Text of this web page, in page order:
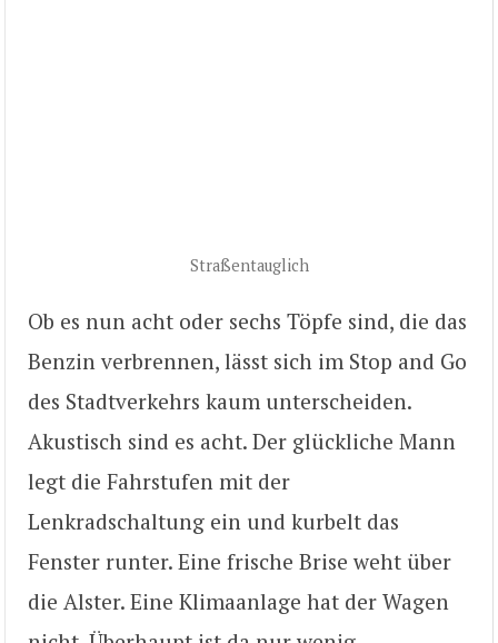
Straßentauglich
Ob es nun acht oder sechs Töpfe sind, die das
Benzin verbrennen, lässt sich im Stop and Go
des Stadtverkehrs kaum unterscheiden.
Akustisch sind es acht. Der glückliche Mann
legt die Fahrstufen mit der
Lenkradschaltung ein und kurbelt das
Fenster runter. Eine frische Brise weht über
die Alster. Eine Klimaanlage hat der Wagen